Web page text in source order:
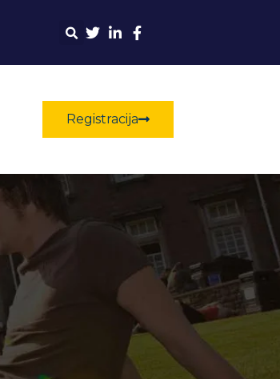
Registracija